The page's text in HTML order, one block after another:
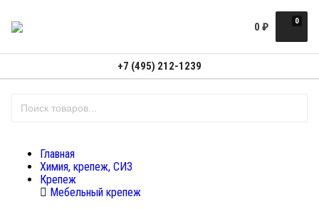
0
0 ₽
+7 (495) 212-1239
Главная
Химия, крепеж, СИЗ
Крепеж
Мебельный крепеж